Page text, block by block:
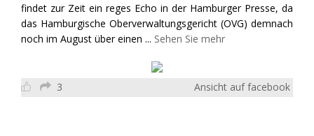
findet zur Zeit ein reges Echo in der Hamburger Presse, da
das Hamburgische Oberverwaltungsgericht (OVG) demnach
noch im August über einen ... Sehen Sie mehr
3 Ansicht auf facebook